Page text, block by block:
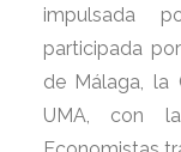
impulsada
participada
de Málaga, la
UMA, con